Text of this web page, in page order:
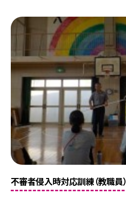
不審者侵入時対応訓練（教職員）